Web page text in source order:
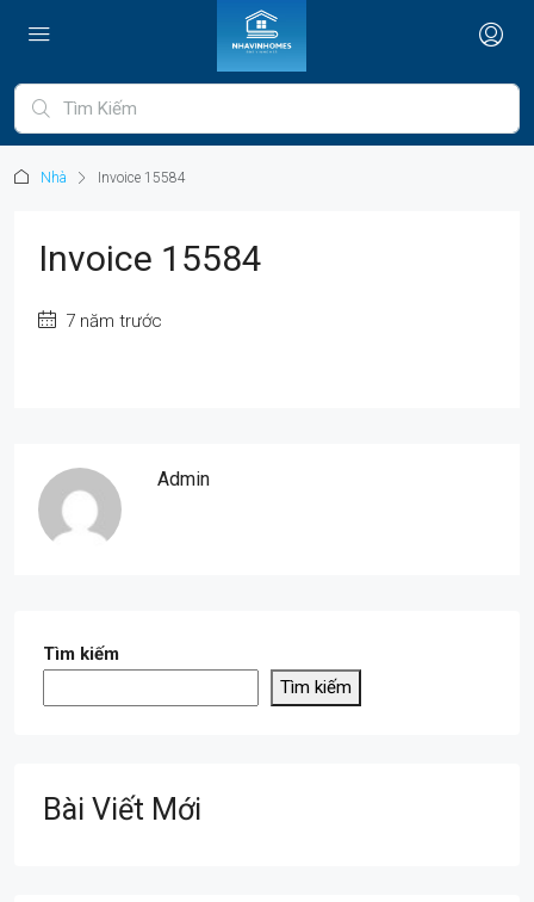
Nhà Invoice 15584
Invoice 15584
7 năm trước
Admin
Tìm kiếm
Tìm kiếm
Bài Viết Mới